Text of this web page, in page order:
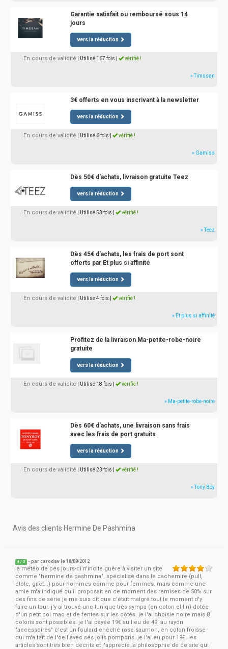
Garantie satisfait ou remboursé sous 14
jours
vers la réduction
En cours de validité | Utilisé 167 fois vérifié !
» Timssan
3€ offerts en vous inscrivant à la newsletter
vers la réduction
En cours de validité | Utilisé 6 fois vérifié !
» Gamiss
Dès 50€ d'achats, livraison gratuite Teez
vers la réduction
En cours de validité | Utilisé 53 fois vérifié !
» Teez
Dès 45€ d'achats, les frais de port sont
offerts par Et plus si affinité
vers la réduction
En cours de validité | Utilisé 4 fois vérifié !
» Et plus si affinité
Profitez de la livraison Ma-petite-robe-noire
gratuite
vers la réduction
En cours de validité | Utilisé 18 fois vérifié !
» Ma-petite-robe-noire
Dès 60€ d'achats, une livraison sans frais
avec les frais de port gratuits
vers la réduction
En cours de validité | Utilisé 23 fois vérifié !
» Tony Boy
Avis des clients Hermine De Pashmina
4 / 5 - parcarodav le 18/08/2012
la météo de ces jours-ci n'incite guère à visiter un site
comme "hermine de pashmina", spécialisé dans le cachemire (pull,
étole, gilet...) pour hommes comme pour femmes. mais comme une
amie m'a indiqué qu'il proposait en ce moment des remises de 50% sur
des fins de série je me suis dit que c'était malgré tout le moment d'y
faire un tour. j'y ai trouvé une tunique très sympa (en coton et lin) dotée
d'un petit col mao et de fentes sur les côtés. je l'ai choisie noire mais 8
coloris sont possibles. je l'ai payée 19€ au lieu de 49. au rayon
"accessoires" c'est un foulard chèche rose saumon, en coton froissé
qui m'a fait de l'oeil avec ses jolis pompons. je l'ai eu pour 19€. les
articles sont très bien décrits et j'apprécie la philosophie de ce site qui